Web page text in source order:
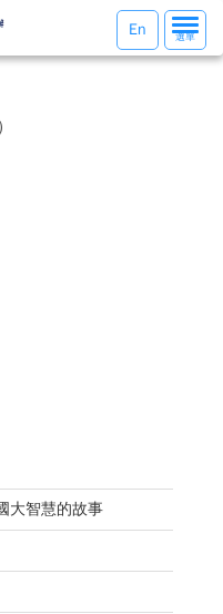
選
單
選單
En
)
大智慧的故事